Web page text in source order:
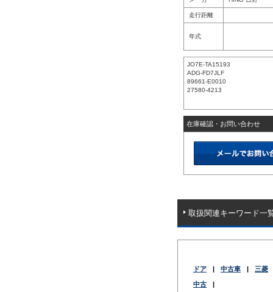
走行距離
年式
JO7E-TA15193
ADG-FD7JLF
89661-E0010
27580-4213
在庫確認・お問い合わせ
取扱関連キーワード一
ドア | 中古車 | 三菱
中古 |